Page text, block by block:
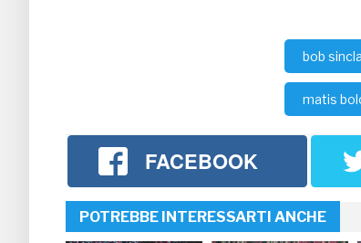
bob
matis
FACEBOOK
POTREBBE INTERESSARTI ANCHE